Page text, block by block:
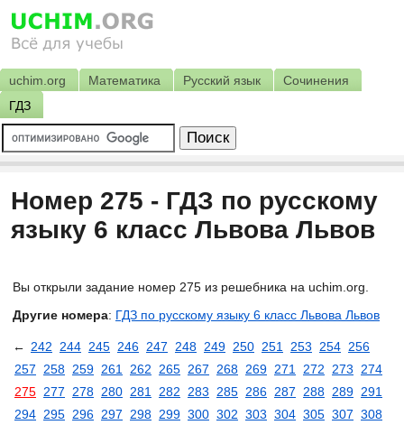
uchim.org Математика Русский язык
Сочинения
ГДЗ
Номер 275 - ГДЗ по русскому
языку 6 класс Львова Львов
Вы открыли задание номер 275 из решебника на uchim.org.
Другие номера: ГДЗ по русскому языку 6 класс Львова Львов
← 242 244 245 246 247 248 249 250 251 253 254 256
257
258 259 261 262 265 267 268 269 271 272 273
274
275 277 278 280 281 282 283 285 286 287 288 289 291
294 295 296 297 298 299 300 302 303 304 305 307 308